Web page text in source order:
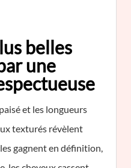
belles
une
et les longueurs
texturés révèlent
gagnent en définition,